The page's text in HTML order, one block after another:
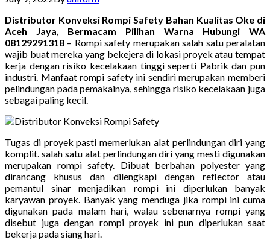
Distributor Konveksi Rompi Safety Bahan Kualitas Oke di
Aceh Jaya, Bermacam Pilihan Warna Hubungi WA
08129291318 – Rompi safety merupakan salah satu peralatan
wajib buat mereka yang bekejera di lokasi proyek atau tempat
kerja dengan risiko kecelakaan tinggi seperti Pabrik dan pun
industri. Manfaat rompi safety ini sendiri merupakan memberi
pelindungan pada pemakainya, sehingga risiko kecelakaan juga
sebagai paling kecil.
Tugas di proyek pasti memerlukan alat perlindungan diri yang
komplit. salah satu alat perlindungan diri yang mesti digunakan
merupakan rompi safety. Dibuat berbahan polyester yang
dirancang khusus dan dilengkapi dengan reflector atau
pemantul sinar menjadikan rompi ini diperlukan banyak
karyawan proyek. Banyak yang menduga jika rompi ini cuma
digunakan pada malam hari, walau sebenarnya rompi yang
disebut juga dengan rompi proyek ini pun diperlukan saat
bekerja pada siang hari.